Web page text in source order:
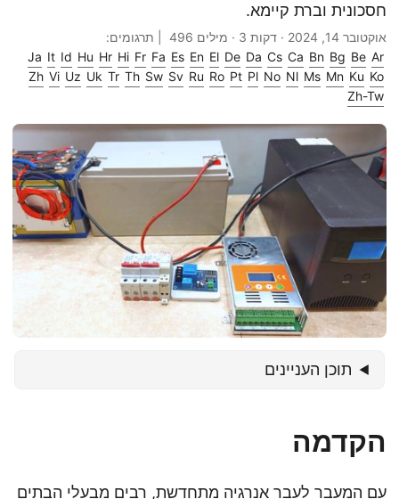
חסכונית וברת קיימא.
אוקטובר 14, 2024
· דקות 3 · מילים 496 | תרגומים:
Ar
Be
Bg
Bn
Ca
Cs
Da
De
El
En
Es
Fa
Fr
Hi
Hr
Hu
Id
It
Ja
Ko
Ku
Mn
Ms
Nl
No
Pl
Pt
Ro
Ru
Sv
Sw
Th
Tr
Uk
Uz
Vi
Zh
Zh-Tw
תוכן העניינים
הקדמה
עם המעבר לעבר אנרגיה מתחדשת, רבים מבעלי הבתים